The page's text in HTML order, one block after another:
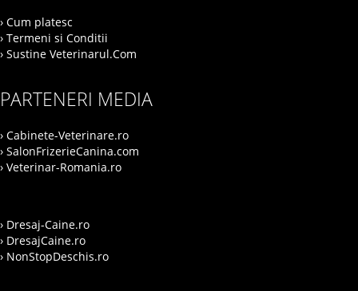
› Cum platesc
› Termeni si Conditii
› Sustine Veterinarul.Com
PARTENERI MEDIA
› Cabinete-Veterinare.ro
› SalonFrizerieCanina.com
› Veterinar-Romania.ro
› Dresaj-Caine.ro
› DresajCaine.ro
› NonStopDeschis.ro